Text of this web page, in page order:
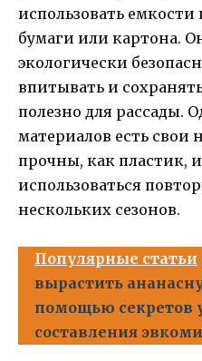
использовать
бумаги или картона.
экологически
впитывать и
полезно для рассады.
материалов есть свои
прочны, как пластик,
использоваться
нескольких сезонов.
Популярные статьи
вырастить
помощью секретов
составления